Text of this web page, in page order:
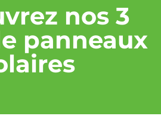
nos 3
panneaux